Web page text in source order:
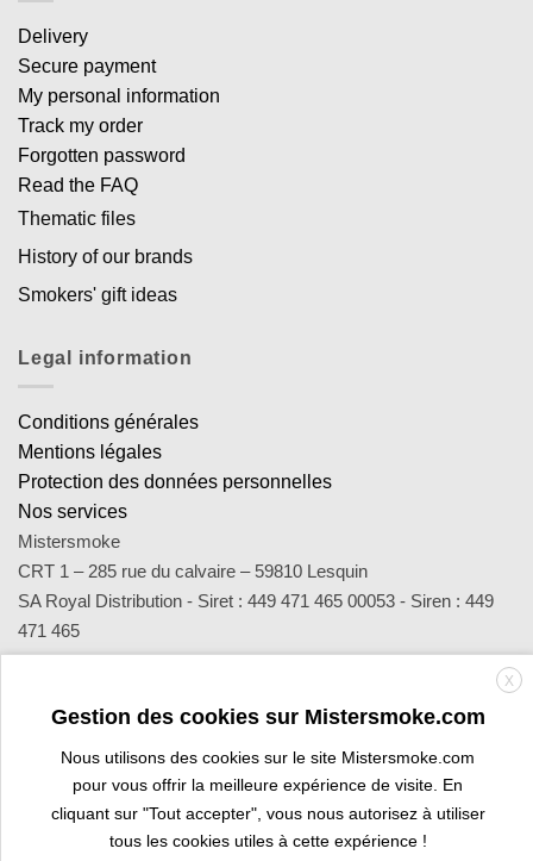
Delivery
Secure payment
My personal information
Track my order
Forgotten password
Read the FAQ
Thematic files
History of our brands
Smokers' gift ideas
Legal information
Conditions générales
Mentions légales
Protection des données personnelles
Nos services
Mistersmoke
CRT 1 – 285 rue du calvaire – 59810 Lesquin
SA Royal Distribution - Siret : 449 471 465 00053 - Siren : 449
471 465
Contact : notre équipe d’experts est joignable par email
sav@mistersmoke.com ou par téléphone au 03 20 90 56 55 du
lundi au vendredi de 9h à 17h.
MasterCardApple
Pay
Visa
Electron
X
Gestion des cookies sur Mistersmoke.com
Nous utilisons des cookies sur le site Mistersmoke.com
pour vous offrir la meilleure expérience de visite. En
cliquant sur "Tout accepter", vous nous autorisez à utiliser
tous les cookies utiles à cette expérience !